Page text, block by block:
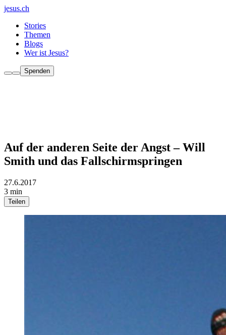
jesus.ch
Stories
Themen
Blogs
Wer ist Jesus?
Spenden
Auf der anderen Seite der Angst – Will
Smith und das Fallschirmspringen
27.6.2017
3 min
Teilen